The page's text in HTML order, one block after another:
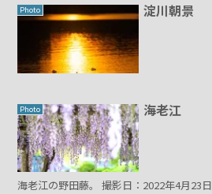
Photo 淀川朝景
Photo 海老江
海老江の野田藤。 撮影日：2022年4月23日